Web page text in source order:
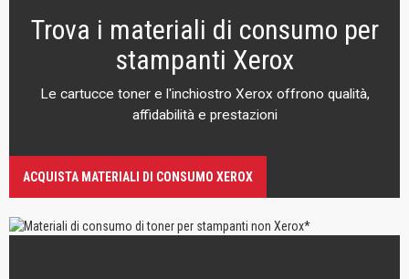
Trova i materiali di consumo per
stampanti Xerox
Le cartucce toner e l'inchiostro Xerox offrono qualità,
affidabilità e prestazioni
ACQUISTA MATERIALI DI CONSUMO XEROX